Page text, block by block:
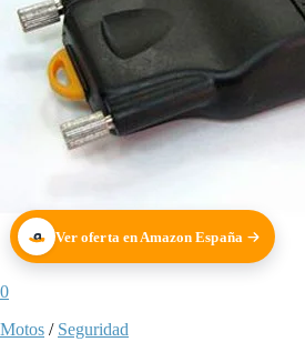
Ver oferta en Amazon España
0
Motos / Seguridad